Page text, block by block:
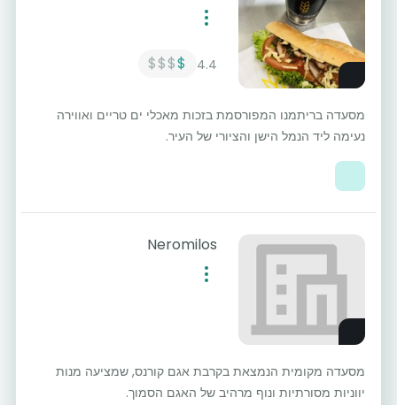
4.4
$
$$$
מסעדה בריתמנו המפורסמת בזכות מאכלי ים טריים ואווירה
נעימה ליד הנמל הישן והציורי של העיר.
Neromilos
מסעדה מקומית הנמצאת בקרבת אגם קורנס, שמציעה מנות
יווניות מסורתיות ונוף מרהיב של האגם הסמוך.